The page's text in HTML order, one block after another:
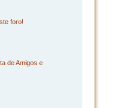
foro!
de Amigos e